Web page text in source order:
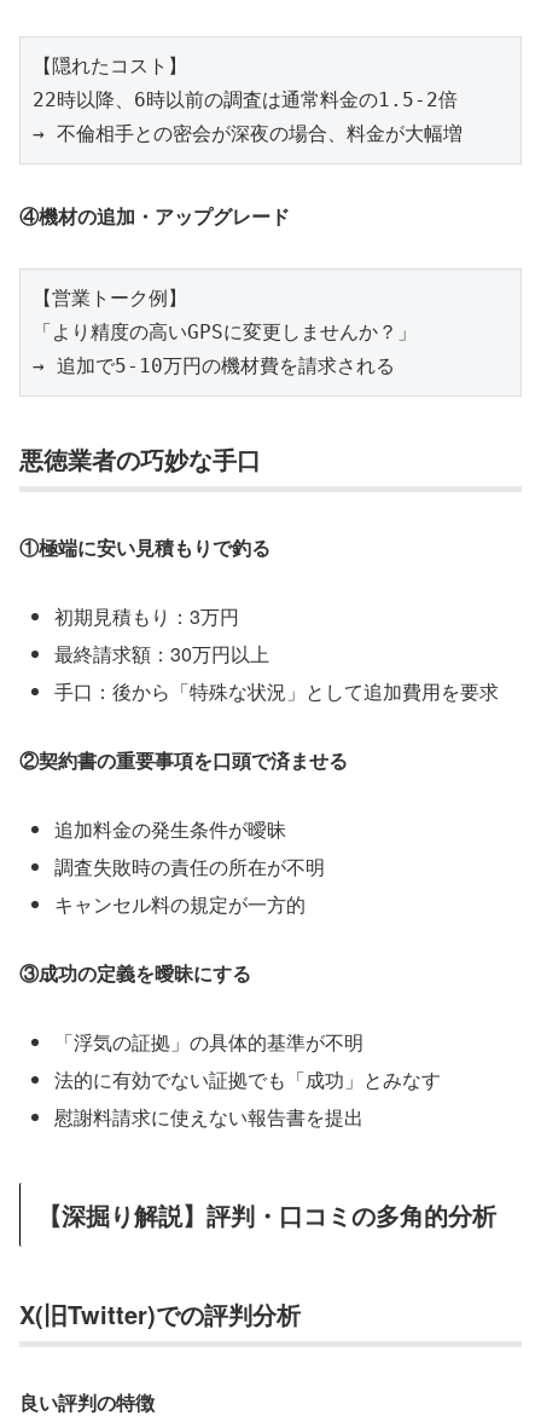
【隠れたコスト】
22時以降、6時以前の調査は通常料金の1.5-2倍
④機材の追加・アップグレード
【営業トーク例】
「より精度の高いGPSに変更しませんか？」
悪徳業者の巧妙な手口
①極端に安い見積もりで釣る
初期見積もり：3万円
最終請求額：30万円以上
手口：後から「特殊な状況」として追加費用を要求
②契約書の重要事項を口頭で済ませる
追加料金の発生条件が曖昧
調査失敗時の責任の所在が不明
キャンセル料の規定が一方的
③成功の定義を曖昧にする
「浮気の証拠」の具体的基準が不明
法的に有効でない証拠でも「成功」とみなす
慰謝料請求に使えない報告書を提出
【深掘り解説】評判・口コミの多角的分析
X(旧Twitter)での評判分析
良い評判の特徴